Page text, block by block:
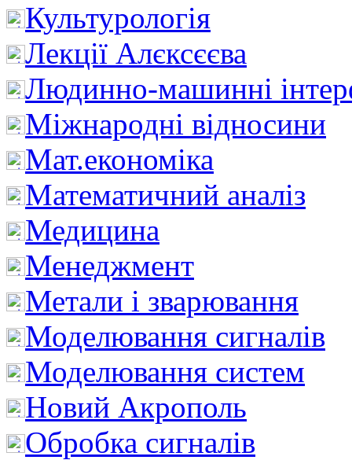
Культурологія
Лекції Алєксєєва
Людинно-машинні
Міжнародні відносини
Мат.економіка
Математичний аналіз
Медицина
Менеджмент
Метали і зварювання
Моделювання сигналів
Моделювання систем
Новий Акрополь
Обробка сигналів